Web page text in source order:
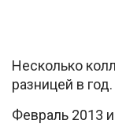
Несколько
разницей в год.
Февраль 2013